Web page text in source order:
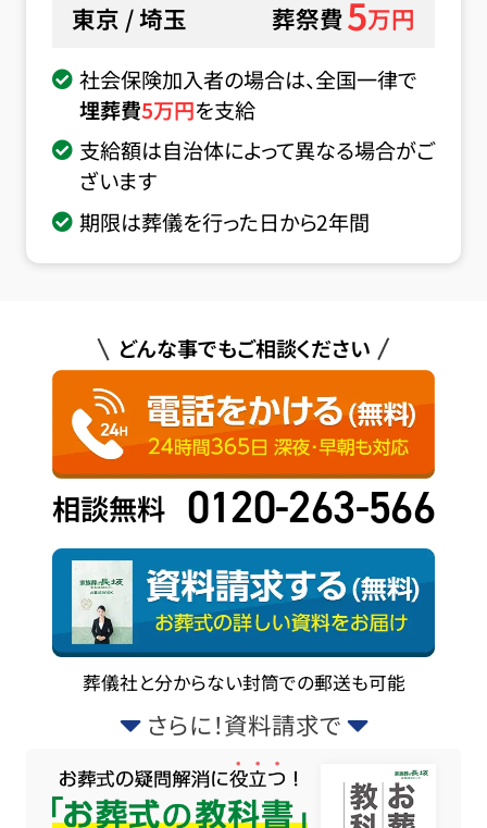
東京 / 埼玉 葬祭費5万円
社会保険加入者の場合は、全国一律で
埋葬費5万円を支給
支給額は自治体によって異なる場合がご
ざいます
期限は葬儀を行った日から2年間
どんな事でもご相談ください
相談無料 0120-263-566
葬儀社と分からない封筒での郵送も可能
さらに！資料請求で